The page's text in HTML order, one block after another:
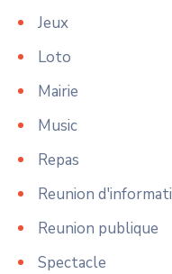
Jeux
Loto
Mairie
Music
Repas
Reunion
Reunion publique
Spectacle